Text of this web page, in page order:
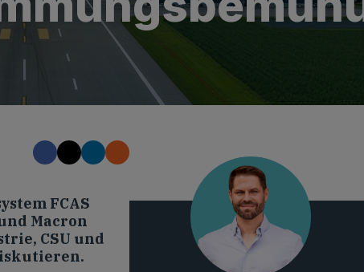
FCAS
Macron
CSU und